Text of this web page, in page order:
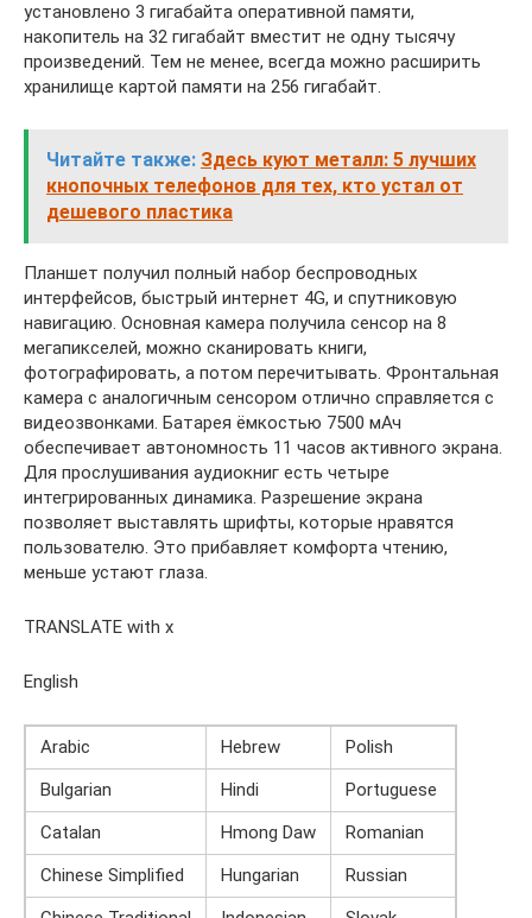
установлено 3 гигабайта оперативной памяти,
накопитель на 32 гигабайт вместит не одну тысячу
произведений. Тем не менее, всегда можно расширить
хранилище картой памяти на 256 гигабайт.
Читайте также: Здесь куют металл: 5 лучших
кнопочных телефонов для тех, кто устал от
дешевого пластика
Планшет получил полный набор беспроводных
интерфейсов, быстрый интернет 4G, и спутниковую
навигацию. Основная камера получила сенсор на 8
мегапикселей, можно сканировать книги,
фотографировать, а потом перечитывать. Фронтальная
камера с аналогичным сенсором отлично справляется с
видеозвонками. Батарея ёмкостью 7500 мАч
обеспечивает автономность 11 часов активного экрана.
Для прослушивания аудиокниг есть четыре
интегрированных динамика. Разрешение экрана
позволяет выставлять шрифты, которые нравятся
пользователю. Это прибавляет комфорта чтению,
меньше устают глаза.
TRANSLATE with x
English
Arabic Hebrew
Polish
Bulgarian
Hindi
Portuguese
Catalan
Hmong Daw
Romanian
Chinese Simplified
Hungarian
Russian